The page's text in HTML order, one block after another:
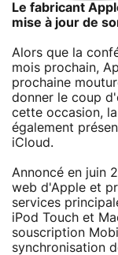
Le fabricant
mise à jour de
Alors que la
mois prochain,
prochaine
donner le coup
cette occasion,
également
iCloud.
Annoncé en juin
web d'Apple et
services
iPod Touch et
souscription
synchronisation